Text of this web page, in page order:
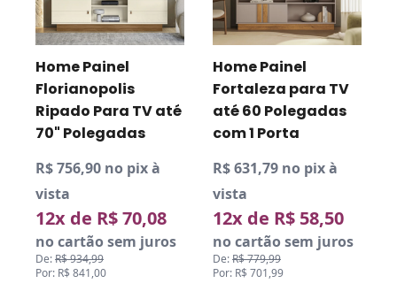
Home Painel
Florianopolis
Ripado Para TV até
70" Polegadas
R$ 756,90 no pix à
vista
12x de R$ 70,08
no cartão sem juros
De:R$ 934,99
Por: R$ 841,00
Home Painel
Fortaleza para TV
até 60 Polegadas
com 1 Porta
R$ 631,79 no pix à
vista
12x de R$ 58,50
no cartão sem juros
De:R$ 779,99
Por: R$ 701,99